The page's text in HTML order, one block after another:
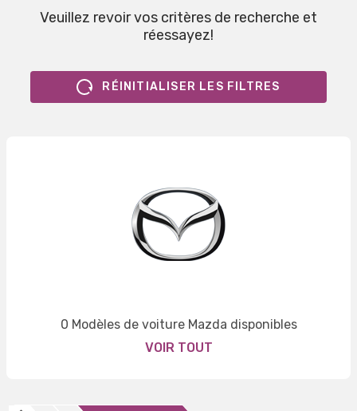
Veuillez revoir vos critères de recherche et
réessayez!
RÉINITIALISER LES FILTRES
0 Modèles de voiture Mazda disponibles
VOIR TOUT